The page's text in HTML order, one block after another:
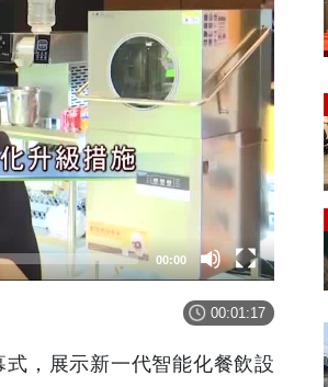
00:00
00:01:17
，展示新一代智能化餐飲設